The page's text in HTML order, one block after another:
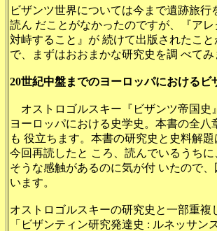
ビザンツ世界については今まで遺跡旅
読ん だことがなかったのですが、『ア
対峙すること』が 続けて出版されたこ
で、まずはおおまかな研究史を調 べてみ
20世紀中盤までのヨーロッパにおけるビ
オストロゴルスキー『ビザンツ帝国史
ヨーロッパにおける史学史。本書の全
も 役立ちます。本書の研究史と史料解
今回再読したと ころ、読んでいるうち
そうな感触があるのに気が付 いたので
います。
オストロゴルスキーの研究史と一部重
「ビザンティン研究発達史 : ルネッサン